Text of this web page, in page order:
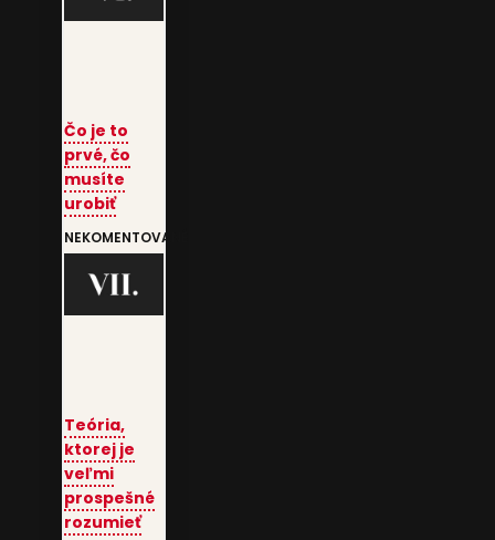
Čo je to
prvé, čo
musíte
urobiť
NEKOMENTOVANÉ
Teória,
ktorej je
veľmi
prospešné
rozumieť